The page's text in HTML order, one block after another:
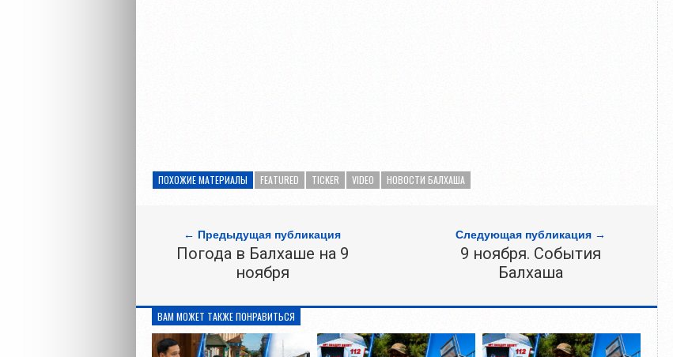
ПОХОЖИЕ МАТЕРИАЛЫ FEATURED TICKER VIDEO НОВОСТИ БАЛХАША
← Предыдущая публикация
Погода в Балхаше на 9
ноября
Следующая публикация →
9 ноября. События
Балхаша
ВАМ МОЖЕТ ТАКЖЕ ПОНРАВИТЬСЯ